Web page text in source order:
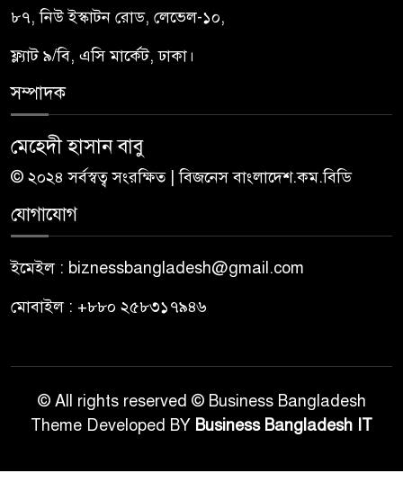
৮৭, নিউ ইস্কাটন রোড, লেভেল-১০,
ফ্ল্যাট ৯/বি, এসি মার্কেট, ঢাকা।
সম্পাদক
মেহেদী হাসান বাবু
© ২০২৪ সর্বস্বত্ব সংরক্ষিত | বিজনেস বাংলাদেশ.কম.বিডি
যোগাযোগ
ইমেইল : biznessbangladesh@gmail.com
মোবাইল : +৮৮০ ২৫৮৩১৭৯৪৬
© All rights reserved © Business Bangladesh
Theme Developed BY Business Bangladesh IT